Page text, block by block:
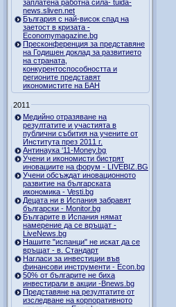
заплатена работна сила- tuida-
news.sliven.net
България с най-висок спад на
заетост в кризата -
Economymagazine.bg
Пресконференция за представяне
на Годишен доклад за развитието
на страната,
конкурентоспособността и
регионите представят
икономистите на БАН
2011
Медийно отразяване на
резултатите и участията в
публични събития на учените от
Института през 2011 г.
Антинаука ‘11-Money.bg
Учени и икономисти бистрят
иновациите на форум - LIVEBIZ.BG
Учени обсъждат иновационното
развитие на българската
икономика - Vesti.bg
Децата ни в Испания забравят
български - Monitor.bg
Българите в Испания нямат
намерение да се връщат -
LiveNews.bg
Нашите "испанци" не искат да се
връщат - в. Стандарт
Нагласи за инвестиции във
финансови инструменти - Econ.bg
50% от българите не биха
инвестирали в акции -Bnews.bg
Представяне на резултатите от
изследване на корпоративното